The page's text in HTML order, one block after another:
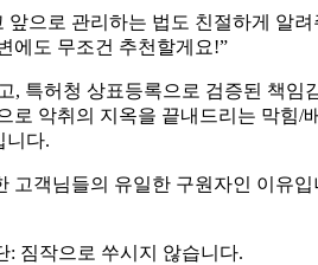
앞으로 관리하는 법도 친절하게 알려
에도 무조건 추천할게요!”
, 특허청 상표등록으로 검증된 책임
로 악취의 지옥을 끝내드리는 막힘/
니다.
고객님들의 유일한 구원자인 이유입
: 짐작으로 쑤시지 않습니다.